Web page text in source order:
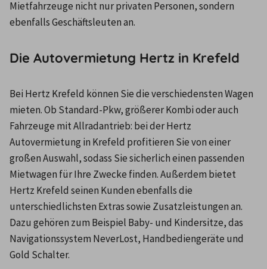
Mietfahrzeuge nicht nur privaten Personen, sondern
ebenfalls Geschäftsleuten an.
Die Autovermietung Hertz in Krefeld
Bei Hertz Krefeld können Sie die verschiedensten Wagen
mieten. Ob Standard-Pkw, größerer Kombi oder auch
Fahrzeuge mit Allradantrieb: bei der Hertz
Autovermietung in Krefeld profitieren Sie von einer
großen Auswahl, sodass Sie sicherlich einen passenden
Mietwagen für Ihre Zwecke finden. Außerdem bietet
Hertz Krefeld seinen Kunden ebenfalls die
unterschiedlichsten Extras sowie Zusatzleistungen an.
Dazu gehören zum Beispiel Baby- und Kindersitze, das
Navigationssystem NeverLost, Handbediengeräte und
Gold Schalter.